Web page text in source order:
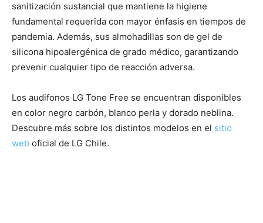
sanitización sustancial que mantiene la higiene
fundamental requerida con mayor énfasis en tiempos de
pandemia. Además, sus almohadillas son de gel de
silicona hipoalergénica de grado médico, garantizando
prevenir cualquier tipo de reacción adversa.
Los audifonos LG Tone Free se encuentran disponibles
en color negro carbón, blanco perla y dorado neblina.
Descubre más sobre los distintos modelos en el sitio
web oficial de LG Chile.